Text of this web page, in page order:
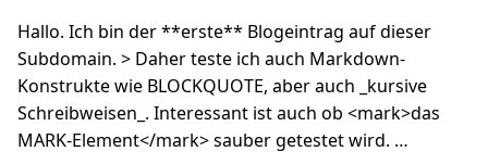
Hallo. Ich bin der **erste** Blogeintrag auf dieser
Subdomain. > Daher teste ich auch Markdown-
Konstrukte wie BLOCKQUOTE, aber auch _kursive
Schreibweisen_. Interessant ist auch ob <mark>das
MARK-Element</mark> sauber getestet wird. …